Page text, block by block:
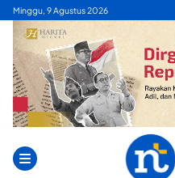
Skip
content
Minggu, 9 Agustus 2026